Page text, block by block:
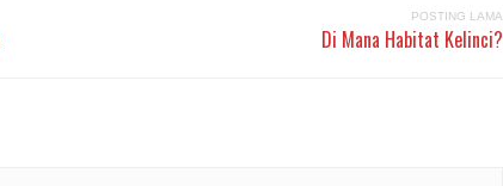
POSTING LAMA
Di Mana Habitat Kelinci?